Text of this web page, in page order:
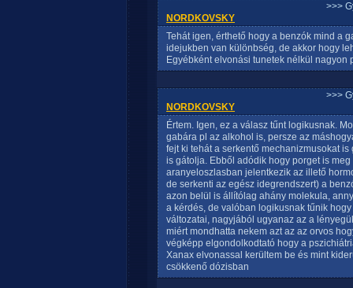
>>>
NORDKOVSKY
Tehát igen, érthető hogy a benzók mind a
idejukben van különbség, de akkor hogy
Egyébként elvonási tunetek nélkül nagyon
>>>
NORDKOVSKY
Értem. Igen, ez a válasz tűnt logikusnak.
gabára pl az alkohol is, persze az
fejt ki tehát a serkentő mechanizmusokat
is gátolja. Ebből adódik hogy porget is
aranyeloszlasban jelentkezik az illető
de serkenti az egész idegrendszert) a
azon belül is állítólag ahány molekula,
a kérdés, de valóban logikusnak tűnik
változatai, nagyjából ugyanaz az a
miért mondhatta nekem azt az az orvos
végképp elgondolkodtató hogy a
Xanax elvonassal kerültem be és mint
csökkenő dózisban